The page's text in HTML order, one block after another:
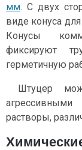
мм. С двух
виде конуса
Конусы
фиксируют
герметичную
Штуцер
растворы,